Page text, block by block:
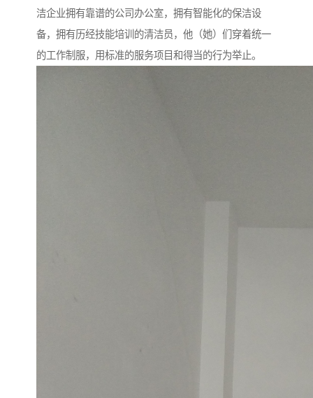
洁企业拥有靠谱的公司办公室，拥有智能化的保洁设
备，拥有历经技能培训的清洁员，他（她）们穿着统一
的工作制服，用标准的服务项目和得当的行为举止。